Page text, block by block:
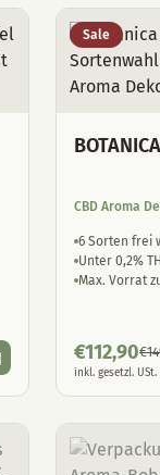
Sale
CBD Aroma
6 Sorten frei
Unter 0,2%
Max. Vorrat
€112,90€
inkl. gesetzl. USt.